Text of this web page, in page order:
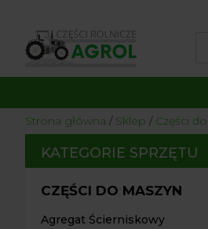
Strona główna / Sklep / Części
KATEGORIE SPRZĘTU
CZĘŚCI DO MASZYN
Agregat Ścierniskowy